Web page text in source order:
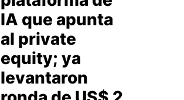
IA que apunta
al private
equity; ya
levantaron